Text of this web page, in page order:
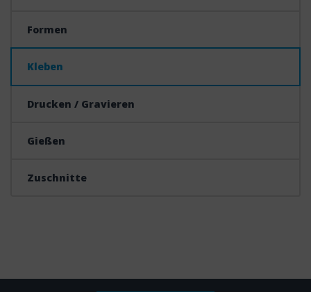
Formen
Kleben
Drucken / Gravieren
Gießen
Zuschnitte